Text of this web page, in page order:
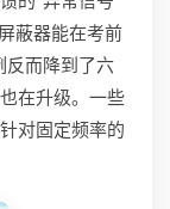
蔽器能在考前
反而降到了六
在升级。一些
对固定频率的